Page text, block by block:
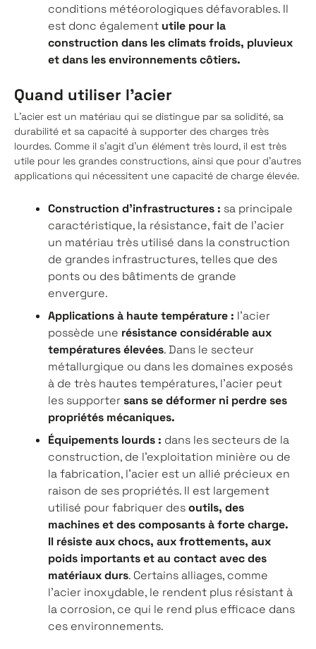
conditions météorologiques défavorables. Il
est donc également utile pour la
construction dans les climats froids, pluvieux
et dans les environnements côtiers.
Quand utiliser l'acier
L'acier est un matériau qui se distingue par sa solidité, sa
durabilité et sa capacité à supporter des charges très
lourdes. Comme il s'agit d'un élément très lourd, il est très
utile pour les grandes constructions, ainsi que pour d'autres
applications qui nécessitent une capacité de charge élevée.
Construction d'infrastructures : sa principale
caractéristique, la résistance, fait de l'acier
un matériau très utilisé dans la construction
de grandes infrastructures, telles que des
ponts ou des bâtiments de grande
envergure.
Applications à haute température : l'acier
possède une résistance considérable aux
températures élevées. Dans le secteur
métallurgique ou dans les domaines exposés
à de très hautes températures, l'acier peut
les supportersans se déformer ni perdre ses
propriétés mécaniques.
Équipements lourds : dans les secteurs de la
construction, de l'exploitation minière ou de
la fabrication, l'acier est un allié précieux en
raison de ses propriétés. Il est largement
utilisé pour fabriquer desoutils, des
machines et des composants à forte charge.
Il résiste aux chocs, aux frottements, aux
poids importants et au contact avec des
matériaux durs. Certains alliages, comme
l'acier inoxydable, le rendent plus résistant à
la corrosion, ce qui le rend plus efficace dans
ces environnements.